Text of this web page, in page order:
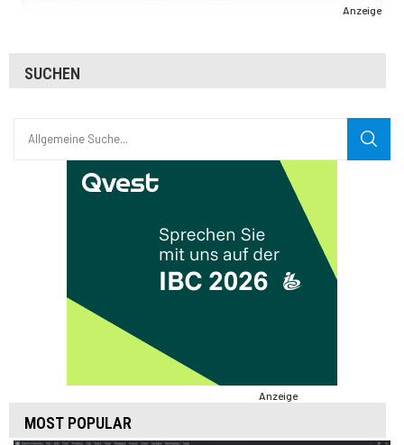
Anzeige
SUCHEN
Anzeige
MOST POPULAR